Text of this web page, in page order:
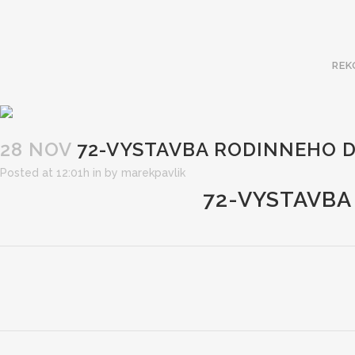
72-
28 NOV 72-VYSTAVBA RODINNEHO
Posted at 12:01h in by marekpavlik